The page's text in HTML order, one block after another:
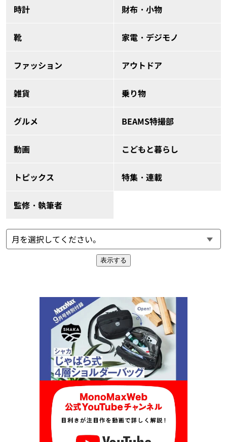
時計 財布・小物
靴 家電・デジモノ
ファッション アウトドア
雑貨 乗り物
グルメ BEAMS特撮部
動画 こどもと暮らし
トピックス 特集・連載
監修・執筆者
表示する